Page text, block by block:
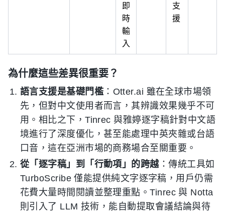
即
時
輸
入
支
援
為什麼這些差異很重要？
語言支援是基礎門檻 ：Otter.ai 雖在全球市場領
先，但對中文使用者而言，其辨識效果幾乎不可
用。相比之下，Tinrec 與雅婷逐字稿針對中文語
境進行了深度優化，甚至能處理中英夾雜或台語
口音，這在亞洲市場的商務場合至關重要。
從「逐字稿」到「行動項」的跨越：傳統工具如
TurboScribe 僅能提供純文字逐字稿，用戶仍需
花費大量時間閱讀並整理重點。Tinrec 與 Notta
則引入了 LLM 技術，能自動提取會議結論與待